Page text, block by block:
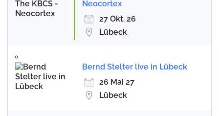
Neocortex
27 Okt. 26
Lübeck
Bernd Stelter live in Lübeck
26 Mai 27
Lübeck